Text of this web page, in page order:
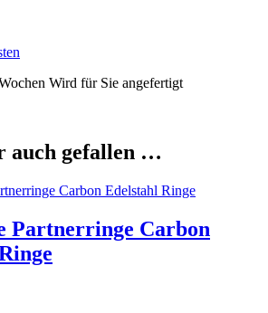
Wird für Sie angefertigt
auch gefallen …
Partnerringe Carbon